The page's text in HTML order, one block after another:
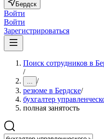
Бердск
Войти
Войти
Зарегистрироваться
Поиск сотрудников в
/
... /
резюме в Бердске/
бухгалтер
полная занятость